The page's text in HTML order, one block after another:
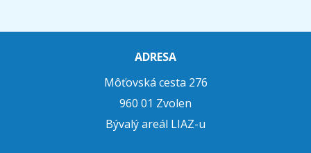
ADRESA
Môťovská cesta 276
960 01 Zvolen
Bývalý areál LIAZ-u